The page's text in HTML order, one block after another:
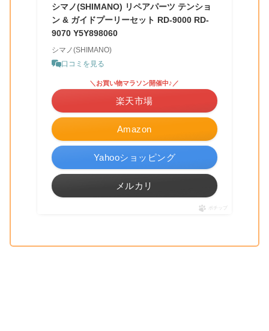
シマノ(SHIMANO) リペアパーツ テンショ
ン & ガイドプーリーセット RD-9000 RD-
9070 Y5Y898060
シマノ(SHIMANO)
口コミを見る
Amazon
＼お買い物マラソン開催中♪／
楽天市場
Yahooショッピング
メルカリ
ポチップ